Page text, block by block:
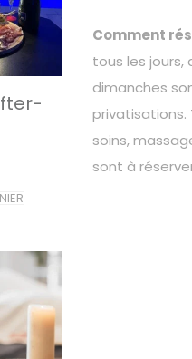
Comment
tous les jours,
dimanches
privatisations.
soins,
sont à